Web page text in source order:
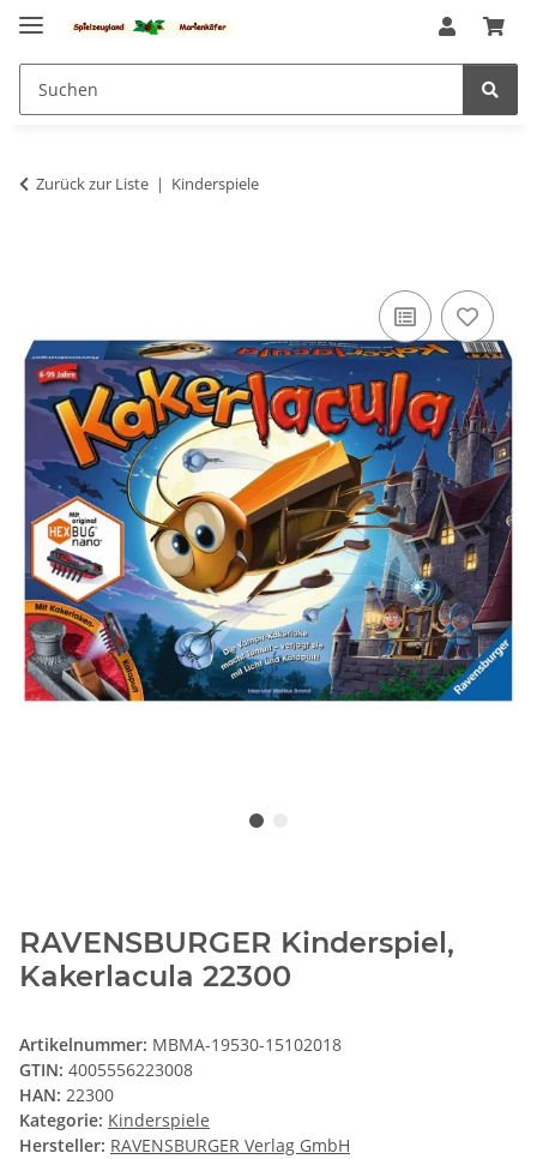
Zurück zur Liste Kinderspiele
RAVENSBURGER Kinderspiel,
Kakerlacula 22300
Artikelnummer: MBMA-19530-15102018
GTIN: 4005556223008
HAN: 22300
Kategorie: Kinderspiele
Hersteller: RAVENSBURGER Verlag GmbH